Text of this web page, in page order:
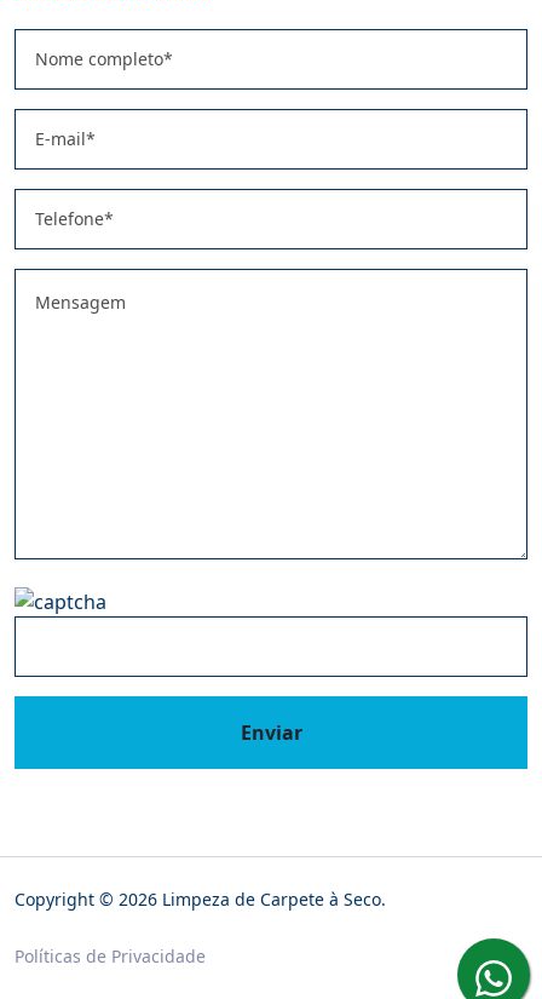
Enviar
Copyright © 2026 Limpeza de Carpete à Seco.
Políticas de Privacidade